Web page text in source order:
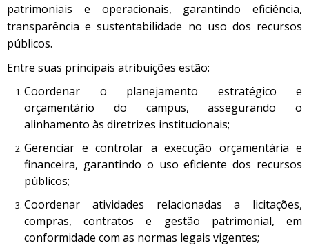
patrimoniais e operacionais, garantindo eficiência,
transparência e sustentabilidade no uso dos recursos
públicos.
Entre suas principais atribuições estão:
Coordenar o planejamento estratégico e
orçamentário do campus, assegurando o
alinhamento às diretrizes institucionais;
Gerenciar e controlar a execução orçamentária e
financeira, garantindo o uso eficiente dos recursos
públicos;
Coordenar atividades relacionadas a licitações,
compras, contratos e gestão patrimonial, em
conformidade com as normas legais vigentes;